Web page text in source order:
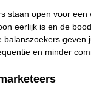
staan open voor een
eerlijk is en de
balanszoekers geven
en minder